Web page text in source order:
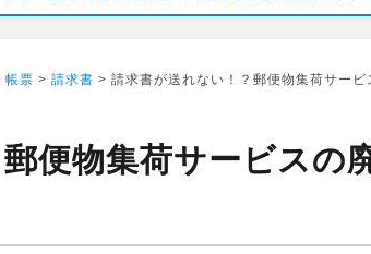
帳票 > 請求書 > 請求書が送れない！？郵便物集荷サー
便物集荷サービスの